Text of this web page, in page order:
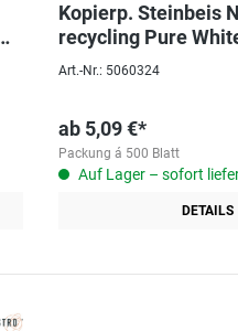
Kopierp. Steinbeis
recycling Pure
Weiße
Art.-Nr.: 5060324
ab 5,09 €*
Packung á 500 Blatt
Auf Lager – sofort
DETAILS